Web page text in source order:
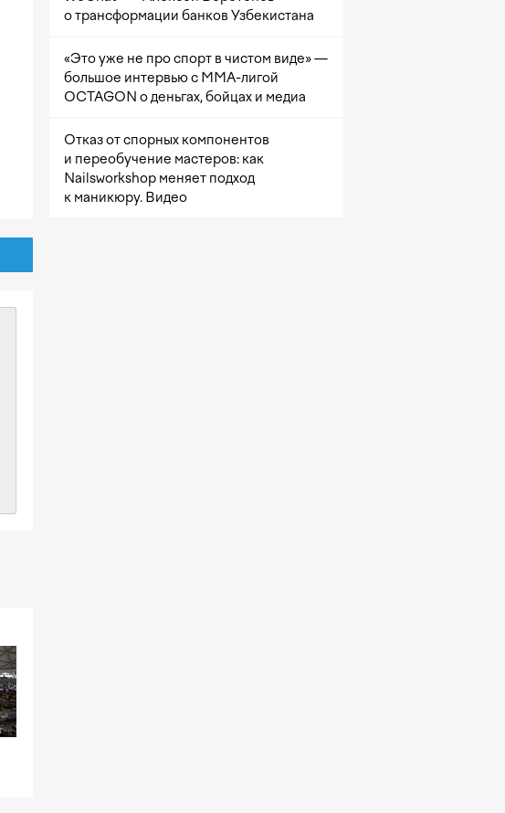
о трансформации банков Узбекистана
«Это уже не про спорт в чистом виде» —
большое интервью с ММА-лигой
OCTAGON о деньгах, бойцах и медиа
Отказ от спорных компонентов
и переобучение мастеров: как
Nailsworkshop меняет подход
к маникюру. Видео